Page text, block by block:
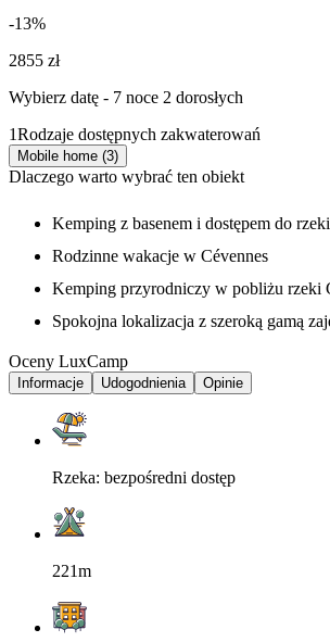
-13%
2855 zł
Wybierz datę - 7 noce 2 dorosłych
1Rodzaje dostępnych zakwaterowań
Mobile home (3)
Dlaczego warto wybrać ten obiekt
Kemping z basenem i dostępem do rzeki
Rodzinne wakacje w Cévennes
Kemping przyrodniczy w pobliżu rzeki
Spokojna lokalizacja z szeroką gamą
Oceny LuxCamp
Informacje Udogodnienia Opinie
Rzeka: bezpośredni dostęp
221m